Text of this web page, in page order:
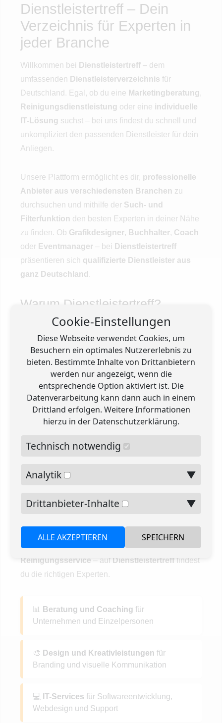
Dienstleistertreff – Dein
Verzeichnis für Experten in
jeder Branche
Willkommen bei Dienstleistertreff – dem
umfassenden Dienstleisterverzeichnis für
Deutschland. Egal, ob du eine Marketingberatung ,
Reinigungsdienstleistung oder eine individuelle
IT-Lösung suchst – bei uns findest du schnell und
unkompliziert den passenden Dienstleister für dein
Anliegen.
Unsere Plattform ermöglicht es dir, professionelle
Anbieter aus verschiedensten Branchen zu
durchsuchen und mithilfe der Such- und
Filterfunktion den besten Experten in deiner Nähe
zu finden. Ob Grafikdesigner, Buchhalter, Coach
oder Eventmanager – bei Dienstleistertreff
präsentieren sich qualifizierte Dienstleister aus
ganz Deutschland .
Warum Dienstleistertreff?
Breite Auswahl an Dienstleistungen
Beratung und Coachingbis hin zu
technischen und kreativen Services.
Lokale Suche– Finde Dienstleister in deiner
Stadt oder Region .
Fachgebieten und Bewertungen, um den
passenden Experten zu finden.
– Jetzt einfach und schnell
finden
ObMarketingkampagne,IT-Supportoder
Reinigungsservice – auf Dienstleistertrefffindest
du die richtigen Experten.
📊 Beratung und Coaching für
Unternehmen und Einzelpersonen
🎨 Design und Kreativleistungen für
Branding und visuelle Kommunikation
💻 IT-Services für Softwareentwicklung,
Webdesign und Support
Cookie-Einstellungen
Diese Webseite verwendet Cookies, um
Besuchern ein optimales Nutzererlebnis zu
bieten. Bestimmte Inhalte von Drittanbietern
werden nur angezeigt, wenn die
entsprechende Option aktiviert ist. Die
Datenverarbeitung kann dann auch in einem
Drittland erfolgen. Weitere Informationen
hierzu in der Datenschutzerklärung.
Technisch notwendig
Analytik ▼
Drittanbieter-Inhalte ▼
ALLE AKZEPTIEREN SPEICHERN